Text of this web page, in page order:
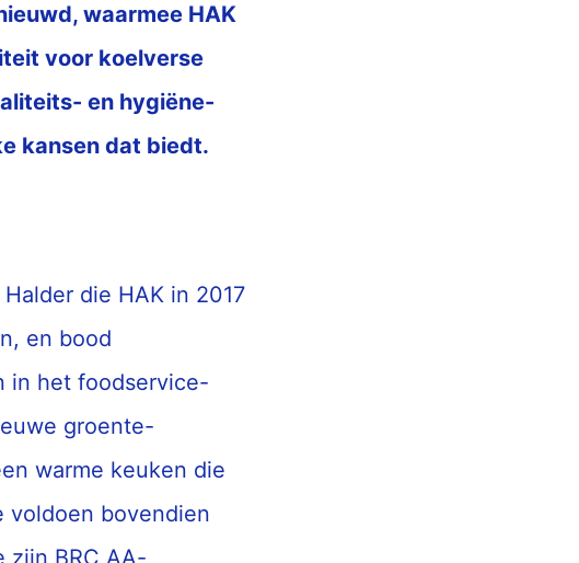
waarmee HAK
voor koelverse
en hygiëne-
kansen dat biedt.
die HAK in 2017
en bood
in het foodservice-
groente-
warme keuken die
voldoen bovendien
zijn BRC AA-